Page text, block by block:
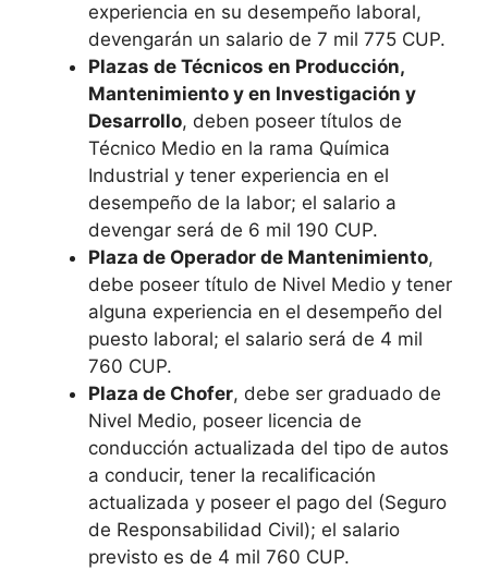
experiencia en su desempeño laboral,
devengarán un salario de 7 mil 775 CUP.
Plazas de Técnicos en Producción,
Mantenimiento y en Investigación y
Desarrollo, deben poseer títulos de
Técnico Medio en la rama Química
Industrial y tener experiencia en el
desempeño de la labor; el salario a
devengar será de 6 mil 190 CUP.
Plaza de Operador de Mantenimiento,
debe poseer título de Nivel Medio y tener
alguna experiencia en el desempeño del
puesto laboral; el salario será de 4 mil
760 CUP.
Plaza de Chofer, debe ser graduado de
Nivel Medio, poseer licencia de
conducción actualizada del tipo de autos
a conducir, tener la recalificación
actualizada y poseer el pago del (Seguro
de Responsabilidad Civil); el salario
previsto es de 4 mil 760 CUP.